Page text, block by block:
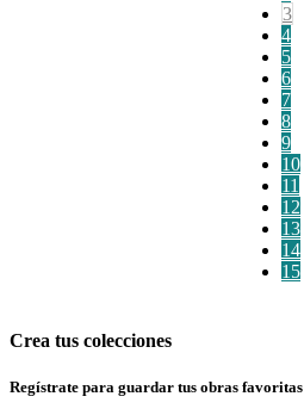
3
4
5
6
7
8
9
10
11
12
13
14
15
Crea tus colecciones
Regístrate para guardar tus obras favoritas